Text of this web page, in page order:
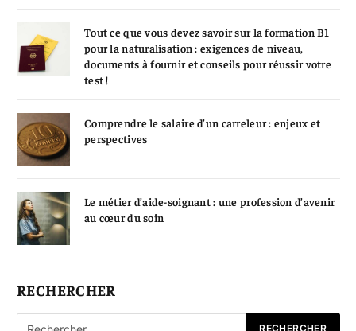
Tout ce que vous devez savoir sur la formation B1
pour la naturalisation : exigences de niveau,
documents à fournir et conseils pour réussir votre
test !
Comprendre le salaire d’un carreleur : enjeux et
perspectives
Le métier d’aide-soignant : une profession d’avenir
au cœur du soin
RECHERCHER